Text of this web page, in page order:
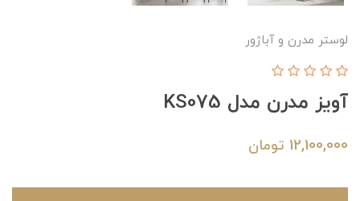
لوستر مدرن و آباژور
آویز مدرن مدل KS075
12,100,000 تومان